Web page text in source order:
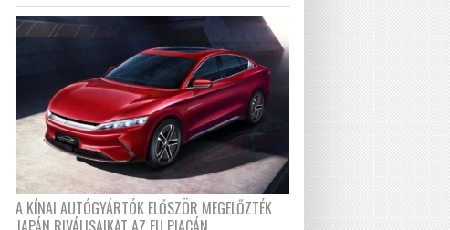
A KÍNAI AUTÓGYÁRTÓK ELŐSZÖR MEGELŐZTÉK